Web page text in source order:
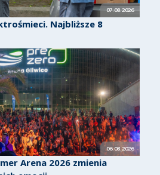
07.08.2026
Najbliższe 8
06.08.2026
Arena 2026 zmienia